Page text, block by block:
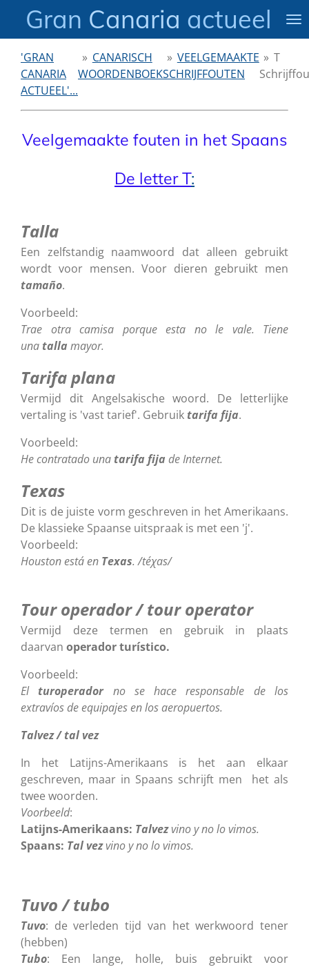
direct
hoofdinhoud
Gran Canaria actueel
'GRAN
CANARIA
ACTUEEL'...
» CANARISCH
WOORDENBOEK
» VEELGEMAAKTE
SCHRIJFFOUTEN
» T
Veelgemaakte fouten in het Spaans
De letter T:
Talla
Een zelfstandig naamwoord dat alleen gebruikt
wordt voor mensen. Voor dieren gebruikt men
tamaño.
Voorbeeld:
Trae otra camisa porque esta no le vale. Tiene
una talla mayor.
Tarifa plana
Vermijd dit Angelsakische woord. De letterlijke
vertaling is 'vast tarief'. Gebruik tarifa fija.
Voorbeeld:
He contratado una tarifa fija de Internet.
Texas
Dit is de juiste vorm geschreven in het Amerikaans.
De klassieke Spaanse uitspraak is met een 'j'.
Voorbeeld:
Houston está en Texas. /téχas/
Tour operador / tour operator
Vermijd deze termen en gebruik in plaats
daarvan operador turístico.
Voorbeeld:
El turoperador no se hace responsable de los
extravíos de equipajes en los aeropuertos.
Talvez / tal vez
In het Latijns-Amerikaans is het aan elkaar
geschreven, maar in Spaans schrijft men het als
twee woorden.
Voorbeeld:
Latijns-Amerikaans: Talvezvino y no lo vimos.
Spaans: Tal vezvino y no lo vimos.
Tuvo / tubo
Tuvo: de verleden tijd van het werkwoord tener
(hebben)
Tubo: Een lange, holle, buis gebruikt voor